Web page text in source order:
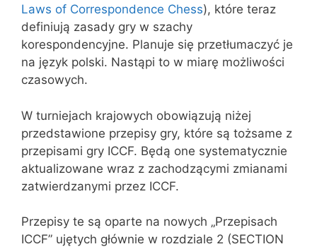
Laws of Correspondence Chess), które teraz
definiują zasady gry w szachy
korespondencyjne. Planuje się przetłumaczyć je
na język polski. Nastąpi to w miarę możliwości
czasowych.
W turniejach krajowych obowiązują niżej
przedstawione przepisy gry, które są tożsame z
przepisami gry ICCF. Będą one systematycznie
aktualizowane wraz z zachodzącymi zmianami
zatwierdzanymi przez ICCF.
Przepisy te są oparte na nowych „Przepisach
ICCF” ujętych głównie w rozdziale 2 (SECTION